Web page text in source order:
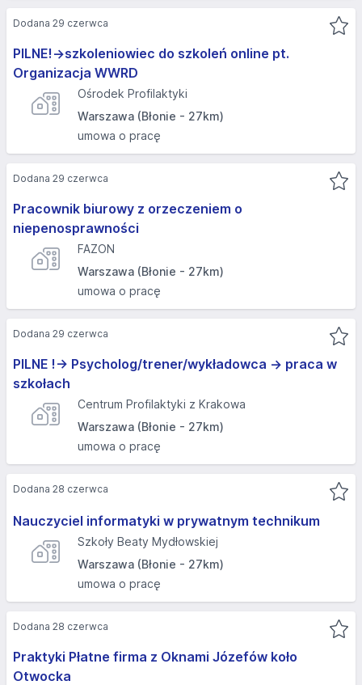
PILNE!->szkoleniowiec do szkoleń online pt.
Organizacja WWRD
Ośrodek Profilaktyki
Warszawa (Błonie - 27km)
umowa o pracę
Dodana 29 czerwca
Pracownik biurowy z orzeczeniem o
niepenosprawności
FAZON
Warszawa (Błonie - 27km)
umowa o pracę
Dodana 29 czerwca
PILNE !-> Psycholog/trener/wykładowca -> praca w
szkołach
Centrum Profilaktyki z Krakowa
Warszawa (Błonie - 27km)
umowa o pracę
Dodana 29 czerwca
Nauczyciel informatyki w prywatnym technikum
Szkoły Beaty Mydłowskiej
Warszawa (Błonie - 27km)
umowa o pracę
Dodana 28 czerwca
Praktyki Płatne firma z Oknami Józefów koło
Otwocka
Dodana 28 czerwca